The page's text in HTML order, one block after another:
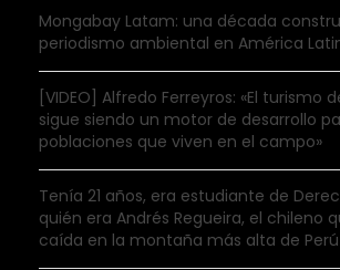
Mongabay Latam: una década
periodismo ambiental en América
[VIDEO] Alfredo Ferreyros: «El turismo
sigue siendo un motor de desarrollo
poblaciones que viven en el campo»
Tenía 21 años, era estudiante de
quién era Andrés Regueira, el chileno
caída en la montaña más alta de Perú